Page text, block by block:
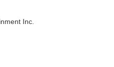
Inc.